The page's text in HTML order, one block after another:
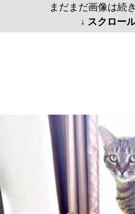
まだまだ画像は続
↓ スクロー